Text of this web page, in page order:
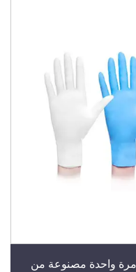
مرة واحدة مصنوعة من